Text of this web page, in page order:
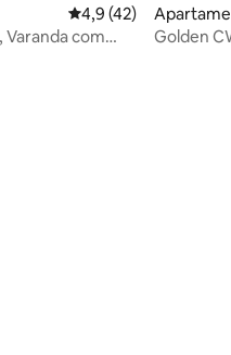
avaliações4,9 de uma avaliação
4,9 (42)
Varanda com
Golden